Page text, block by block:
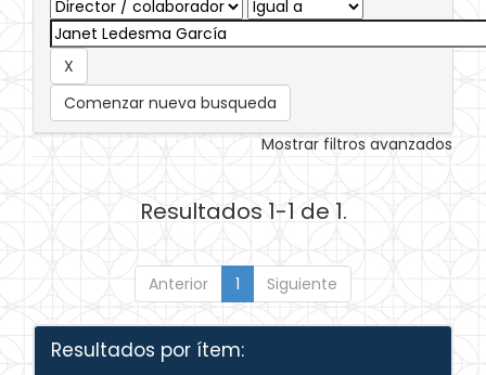
Comenzar nueva busqueda
Mostrar filtros avanzados
Resultados 1-1 de 1.
Anterior 1 Siguiente
Resultados por ítem: